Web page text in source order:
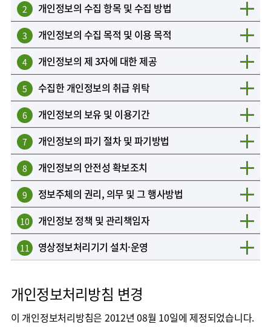
2 개인정보의 수집 항목 및 수집 방법
3 개인정보의 수집 목적 및 이용 목적
4 개인정보의 제 3자에 대한 제공
5 수집한 개인정보의 취급 위탁
6 개인정보의 보유 및 이용기간
7 개인정보의 파기 절차 및 파기방법
8 개인정보의 안전성 확보조치
9 정보주체의 권리, 의무 및 그 행사방법
10 개인정보 정책 및 관리책임자
11 영상정보처리기기 설치·운영
개인정보처리방침 변경
이 개인정보처리방침은 2012년 08월 10일에 제정되었습니다.